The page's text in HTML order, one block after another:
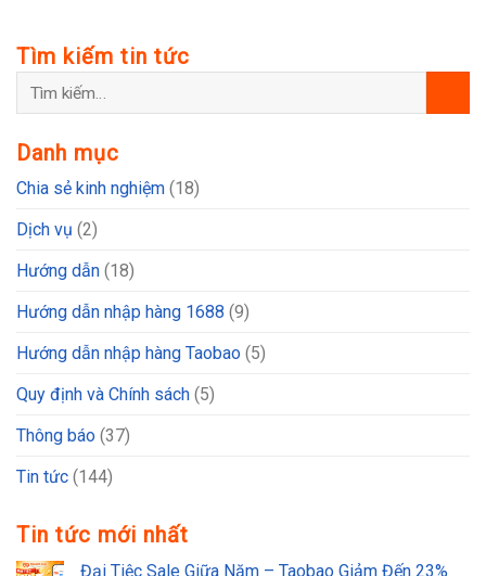
Tìm kiếm tin tức
Danh mục
Chia sẻ kinh nghiệm (18)
Dịch vụ (2)
Hướng dẫn (18)
Hướng dẫn nhập hàng 1688 (9)
Hướng dẫn nhập hàng Taobao (5)
Quy định và Chính sách (5)
Thông báo (37)
Tin tức (144)
Tin tức mới nhất
Đại Tiệc Sale Giữa Năm – Taobao Giảm Đến 23%